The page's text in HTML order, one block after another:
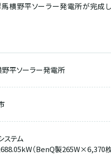
横野平ソーラー発電所が完成
平ソーラー発電所
ステム
（BenQ製265W×6,370枚